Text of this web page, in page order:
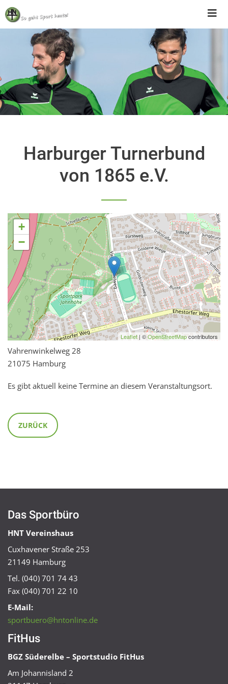
Skip
to
content
Harburger Turnerbund
von 1865 e.V.
+
−
Leaflet | ©OpenStreetMapcontributors
Vahrenwinkelweg 28
21075 Hamburg
Es gibt aktuell keine Termine an diesem Veranstaltungsort.
ZURÜCK
Das Sportbüro
HNT Vereinshaus
Cuxhavener Straße 253
21149 Hamburg
Tel. (040) 701 74 43
Fax (040) 701 22 10
E-Mail:
sportbuero@hntonline.de
FitHus
BGZ Süderelbe – Sportstudio FitHus
Am Johannisland 2